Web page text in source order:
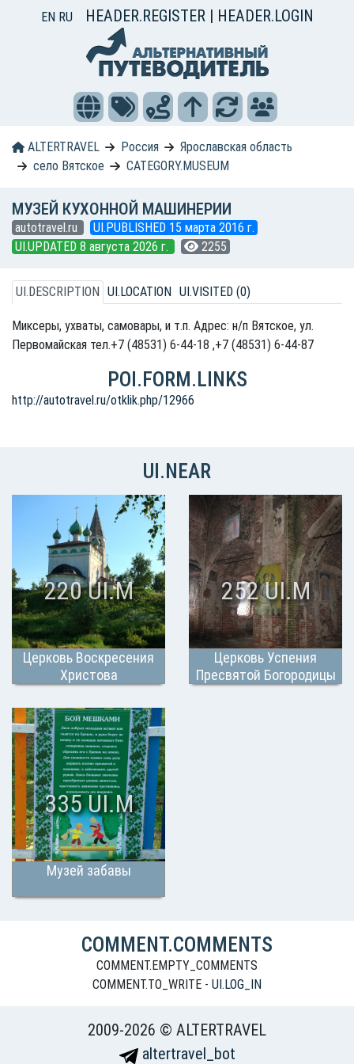
EN RU HEADER.REGISTER | HEADER.LOGIN
ALTERTRAVEL Россия
Ярославская область
село Вятское
CATEGORY.MUSEUM
МУЗЕЙ КУХОННОЙ МАШИНЕРИИ
autotravel.ru
UI.PUBLISHED 15 марта 2016 г.
UI.UPDATED 8 августа 2026 г.
2255
UI.DESCRIPTION UI.LOCATION UI.VISITED (0)
Миксеры, ухваты, самовары, и т.п. Адрес: н/п Вятское, ул.
Первомайская тел.+7 (48531) 6-44-18 ,+7 (48531) 6-44-87
POI.FORM.LINKS
http://autotravel.ru/otklik.php/12966
UI.NEAR
Церковь Воскресения
Христова
220 UI.M
Церковь Успения
Пресвятой Богородицы
252 UI.M
Музей забавы
335 UI.M
COMMENT.COMMENTS
COMMENT.EMPTY_COMMENTS
COMMENT.TO_WRITE - UI.LOG_IN
2009-2026 © ALTERTRAVEL
altertravel_bot